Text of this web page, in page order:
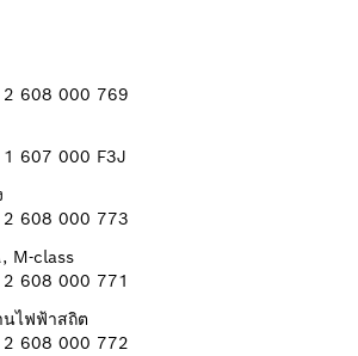
2 608 000 769
1 607 000 F3J
2 608 000 773
M-class
2 608 000 771
ไฟฟ้าสถิต
2 608 000 772